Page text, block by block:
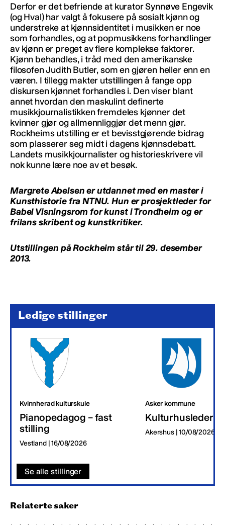
Derfor er det befriende at kurator Synnøve Engevik
(og Hval) har valgt å fokusere på sosialt kjønn og
understreke at kjønnsidentitet i musikken er noe
som forhandles, og at popmusikkens forhandlinger
av kjønn er preget av flere komplekse faktorer.
Kjønn behandles, i tråd med den amerikanske
filosofen Judith Butler, som en gjøren heller enn en
væren. I tillegg makter utstillingen å fange opp
diskursen kjønnet forhandles i. Den viser blant
annet hvordan den maskulint definerte
musikkjournalistikken fremdeles kjønner det
kvinner gjør og allmennliggjør det menn gjør.
Rockheims utstilling er et bevisstgjørende bidrag
som plasserer seg midt i dagens kjønnsdebatt.
Landets musikkjournalister og historieskrivere vil
nok kunne lære noe av et besøk.
Margrete Abelsen er utdannet med en master i
Kunsthistorie fra NTNU. Hun er prosjektleder for
Babel Visningsrom for kunst i Trondheim og er
frilans skribent og kunstkritiker.
Utstillingen på Rockheim står til 29. desember
2013.
Ledige stillinger
Kvinnherad kulturskule
Pianopedagog – fast
stilling
Vestland | 16/08/2026
Asker kommune
Kulturhusleder
Akershus | 10/08/2026
Se alle stillinger
Relaterte saker